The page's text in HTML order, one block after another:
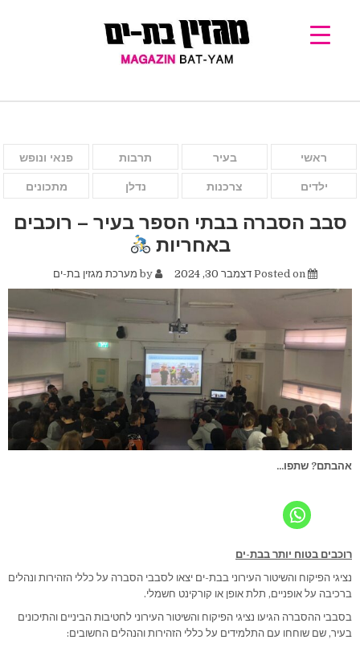
ראשי בעיר תרבות פנאי ונופש
ילדים צרכנות נדלן מתכונים
סבב הסברה בבתי הספר בעיר – רוכבים
באחריות
Posted on דצמבר 30, 2024 by מערכת מגזין בת-ים
אהבתם? שתפו...
רוכבים בטוח יותר בבת-ים
נציגי הפיקוח והשיטור העירוני בבת-ים יצאו לסבבי הסברה על כללי הזהירות ונהלים
ברכיבה על אופניים, תלת אופן או קורקינט חשמלי.
בסבבי ההסברה הגיעו נציגי הפיקוח והשיטור העירוני לחטיבות הביניים והתיכונים
בעיר, שם שוחחו עם התלמידים על כללי הזהירות והנהלים החשובים: